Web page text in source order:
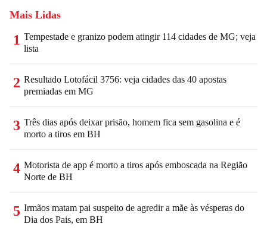
Mais Lidas
1 Tempestade e granizo podem atingir 114 cidades de MG; veja
lista
2 Resultado Lotofácil 3756: veja cidades das 40 apostas
premiadas em MG
3 Três dias após deixar prisão, homem fica sem gasolina e é
morto a tiros em BH
4 Motorista de app é morto a tiros após emboscada na Região
Norte de BH
5 Irmãos matam pai suspeito de agredir a mãe às vésperas do
Dia dos Pais, em BH